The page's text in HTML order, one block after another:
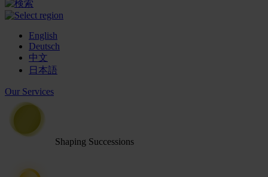
English
Deutsch
中文
日本語
Our Services
Shaping Successions